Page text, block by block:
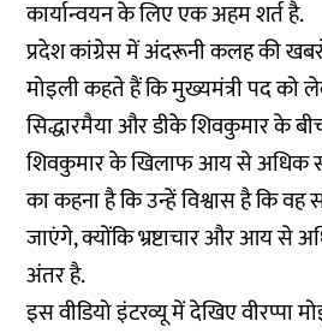
कार्यान्वयन के लिए एक अहम शर्त है.
प्रदेश कांग्रेस में अंदरूनी कलह की
मोइली कहते हैं कि मुख्यमंत्री पद को
सिद्धारमैया और डीके शिवकुमार के
शिवकुमार के खिलाफ आय से अधिक
का कहना है कि उन्हें विश्वास है कि वह
जाएंगे, क्योंकि भ्रष्टाचार और आय से
अंतर है.
इस वीडियो इंटरव्यू में देखिए वीरप्पा